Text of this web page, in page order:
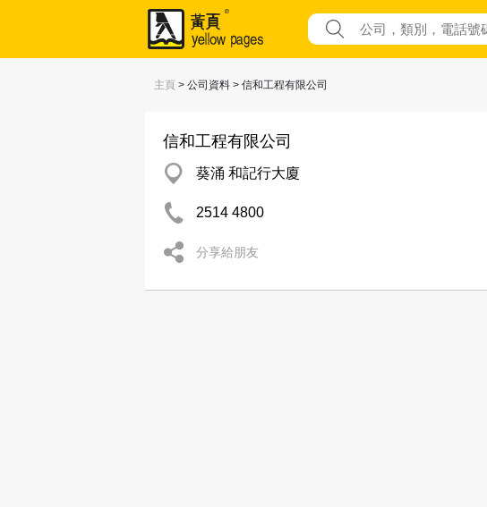
主頁 > 公司資料 > 信和工程有限公司
信和工程有限公司
葵涌 和記行大廈
2514 4800
分享給朋友